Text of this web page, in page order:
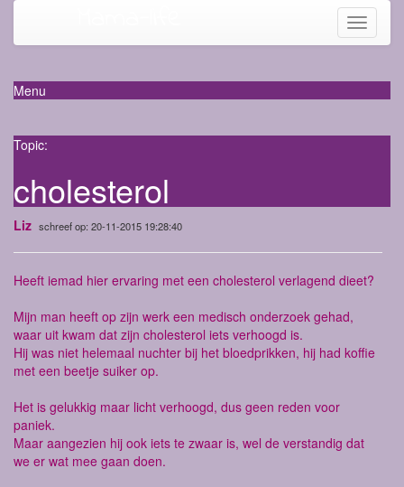
Toggle
Menu
Topic:
cholesterol
Liz schreef op: 20-11-2015 19:28:40
Heeft iemad hier ervaring met een cholesterol verlagend dieet?
Mijn man heeft op zijn werk een medisch onderzoek gehad,
waar uit kwam dat zijn cholesterol iets verhoogd is.
Hij was niet helemaal nuchter bij het bloedprikken, hij had koffie
met een beetje suiker op.
Het is gelukkig maar licht verhoogd, dus geen reden voor
paniek.
Maar aangezien hij ook iets te zwaar is, wel de verstandig dat
we er wat mee gaan doen.